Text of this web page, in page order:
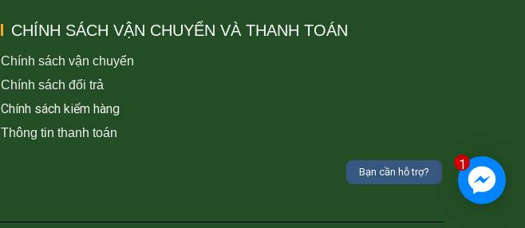
CHÍNH SÁCH VẬN CHUYỂN VÀ THANH TOÁN
Chính sách vận chuyển
Chính sách đổi trả
Chính sách kiểm hàng
Thông tin thanh toán
1
Bạn cần hỗ trợ?